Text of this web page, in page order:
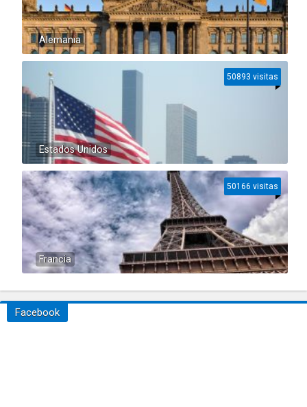
Alemania
Estados Unidos
50893 visitas
Francia
50166 visitas
Facebook